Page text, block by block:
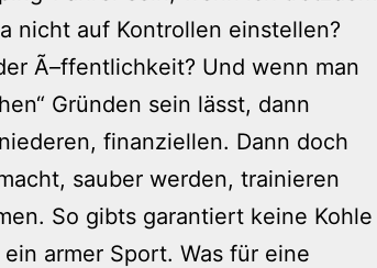
nicht auf Kontrollen einstellen?
Ã–ffentlichkeit? Und wenn man
Gründen sein lässt, dann
finanziellen. Dann doch
sauber werden, trainieren
So gibts garantiert keine Kohle
armer Sport. Was für eine